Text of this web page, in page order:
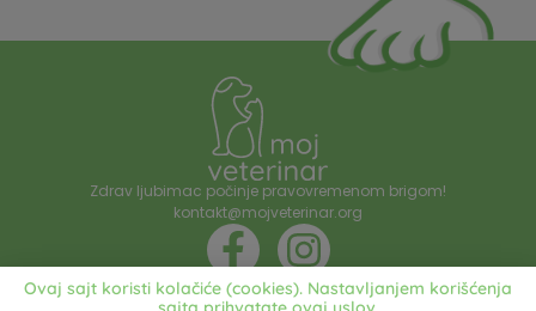
Zdrav ljubimac počinje pravovremenom brigom!
kontakt@mojveterinar.org
Ovaj sajt koristi kolačiće (cookies). Nastavljanjem korišćenja